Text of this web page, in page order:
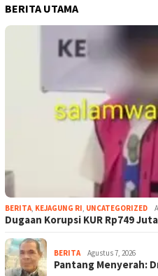
BERITA UTAMA
BERITA KEJAGUNG RI UNCATEGORIZED
Dugaan Korupsi KUR Rp749
BERITA Agustus 7, 2026
Pantang Menyerah: